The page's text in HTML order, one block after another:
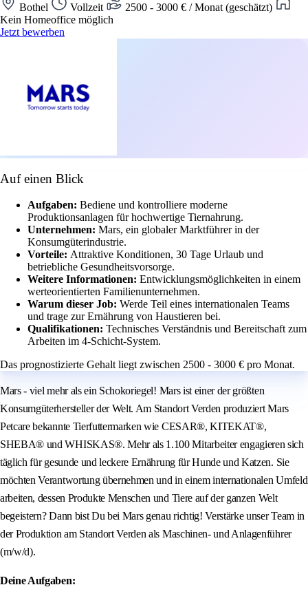
Bothel Vollzeit
2500 - 3000 € / Monat (geschätzt)
Kein Homeoffice möglich
Jetzt bewerben
Auf einen Blick
Aufgaben: Bediene und kontrolliere moderne
Produktionsanlagen für hochwertige Tiernahrung.
Unternehmen: Mars, ein globaler Marktführer in der
Konsumgüterindustrie.
Vorteile: Attraktive Konditionen, 30 Tage Urlaub und
betriebliche Gesundheitsvorsorge.
Weitere Informationen: Entwicklungsmöglichkeiten in einem
werteorientierten Familienunternehmen.
Warum dieser Job: Werde Teil eines internationalen Teams
und trage zur Ernährung von Haustieren bei.
Qualifikationen: Technisches Verständnis und Bereitschaft zum
Arbeiten im 4-Schicht-System.
Das prognostizierte Gehalt liegt zwischen 2500 - 3000 € pro Monat.
Mars - viel mehr als ein Schokoriegel! Mars ist einer der größten
Konsumgüterhersteller der Welt. Am Standort Verden produziert Mars
Petcare bekannte Tierfuttermarken wie CESAR®, KITEKAT®,
SHEBA® und WHISKAS®. Mehr als 1.100 Mitarbeiter engagieren sich
täglich für gesunde und leckere Ernährung für Hunde und Katzen. Sie
möchten Verantwortung übernehmen und in einem internationalen Umfeld
arbeiten, dessen Produkte Menschen und Tiere auf der ganzen Welt
begeistern? Dann bist Du bei Mars genau richtig! Verstärke unser Team in
der Produktion am Standort Verden als Maschinen- und Anlagenführer
(m/w/d).
Deine Aufgaben: